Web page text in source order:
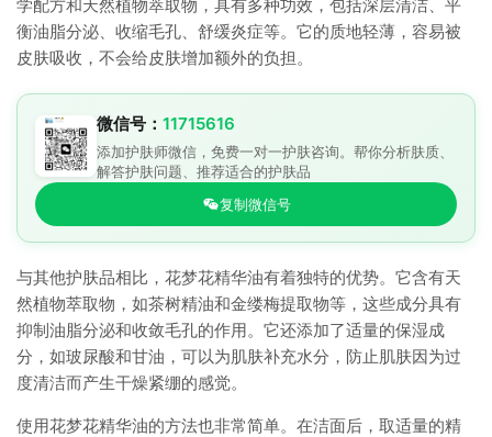
学配方和天然植物萃取物，具有多种功效，包括深层清洁、平
衡油脂分泌、收缩毛孔、舒缓炎症等。它的质地轻薄，容易被
皮肤吸收，不会给皮肤增加额外的负担。
微信号： 11715616
添加护肤师微信，免费一对一护肤咨询。帮你分析肤质、
解答护肤问题、推荐适合的护肤品
复制微信号
与其他护肤品相比，花梦花精华油有着独特的优势。它含有天
然植物萃取物，如茶树精油和金缕梅提取物等，这些成分具有
抑制油脂分泌和收敛毛孔的作用。它还添加了适量的保湿成
分，如玻尿酸和甘油，可以为肌肤补充水分，防止肌肤因为过
度清洁而产生干燥紧绷的感觉。
使用花梦花精华油的方法也非常简单。在洁面后，取适量的精